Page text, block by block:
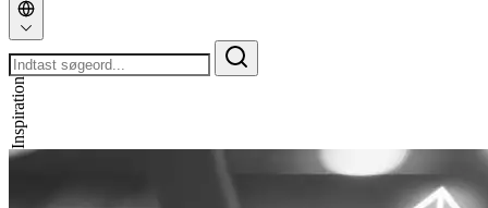
Inspiration